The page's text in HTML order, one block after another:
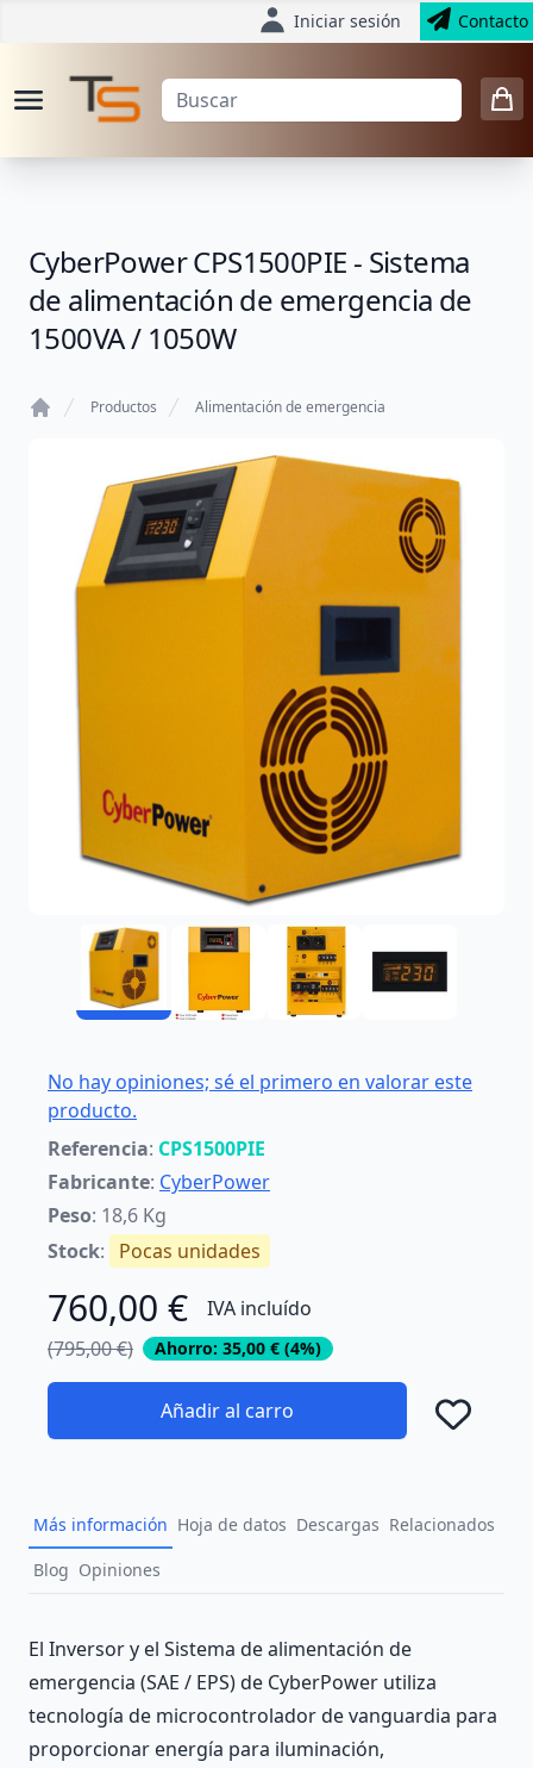
Iniciar sesión Contacto
CyberPower CPS1500PIE - Sistema
de alimentación de emergencia de
1500VA / 1050W
Productos Alimentación de emergencia
No hay opiniones; sé el primero en valorar este
producto.
Referencia: CPS1500PIE
Fabricante: CyberPower
Peso: 18,6 Kg
Stock: Pocas unidades
760,00 €
IVA incluído
(795,00 €)
Ahorro: 35,00 € (4%)
Añadir al carro
Más información Hoja de datos Descargas Relacionados
Blog Opiniones
Description
El Inversor y el Sistema de alimentación de
emergencia (SAE / EPS) de CyberPower utiliza
tecnología de microcontrolador de vanguardia para
proporcionar energía para iluminación,